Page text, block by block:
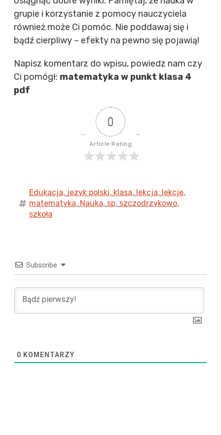
grupie i korzystanie z pomocy nauczyciela
również może Ci pomóc. Nie poddawaj się i
bądź cierpliwy – efekty na pewno się pojawią!
Napisz komentarz do wpisu, powiedz nam czy
Ci pomógł: matematyka w punkt klasa 4
pdf
0
Article Rating
Edukacja, jezyk polski, klasa, lekcja, lekcje,
matematyka, Nauka, sp, szczodrzykowo,
szkoła
Subscribe
0 KOMENTARZY